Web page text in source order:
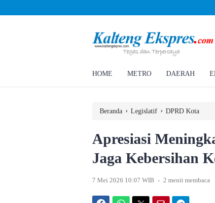
Ahmad Rizky Minta Perusahaan Penuhi Hak Ratusan Eks Pekerja
HOME METRO DAERAH
Beranda › Legislatif › DPRD Kota
Apresiasi
Jaga Kebersihan
7 Mei 2026 10:07 WIB . 2 menit membaca